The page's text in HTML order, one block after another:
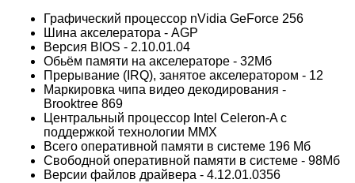
Графический процессор nVidia GeForce 256
Шина акселератора - AGP
Версия BIOS - 2.10.01.04
Обьём памяти на акселераторе - 32Мб
Прерывание (IRQ), занятое акселератором - 12
Маркировка чипа видео декодирования -
Brooktree 869
Центральный процессор Intel Celeron-A с
поддержкой технологии MMX
Всего оперативной памяти в системе 196 Мб
Свободной оперативной памяти в системе - 98Мб
Версии файлов драйвера - 4.12.01.0356